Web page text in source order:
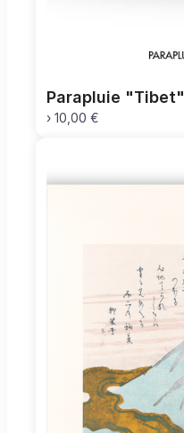
Parapluie "Tibet"
› 10,00 €